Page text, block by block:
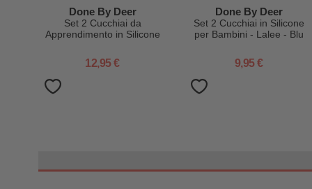
Done By Deer
Set 2 Cucchiai da
Apprendimento in Silicone
12,95 €
Done By Deer
Set 2 Cucchiai in Silicone
per Bambini - Lalee - Blu
9,95 €